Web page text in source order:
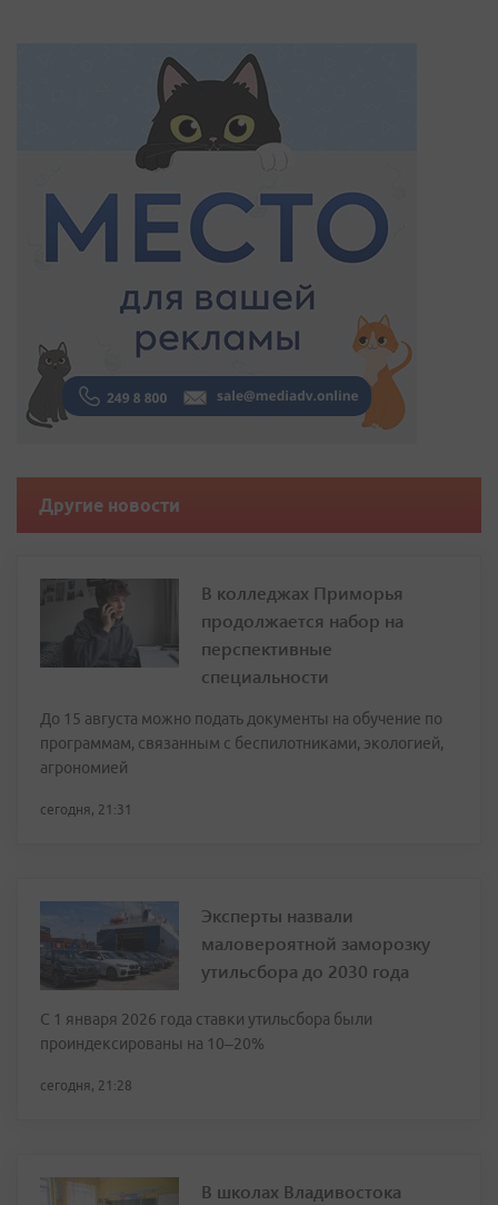
Другие новости
В колледжах Приморья
продолжается набор на
перспективные
специальности
До 15 августа можно подать документы на обучение по
программам, связанным с беспилотниками, экологией,
агрономией
сегодня, 21:31
Эксперты назвали
маловероятной заморозку
утильсбора до 2030 года
С 1 января 2026 года ставки утильсбора были
проиндексированы на 10–20%
сегодня, 21:28
В школах Владивостока